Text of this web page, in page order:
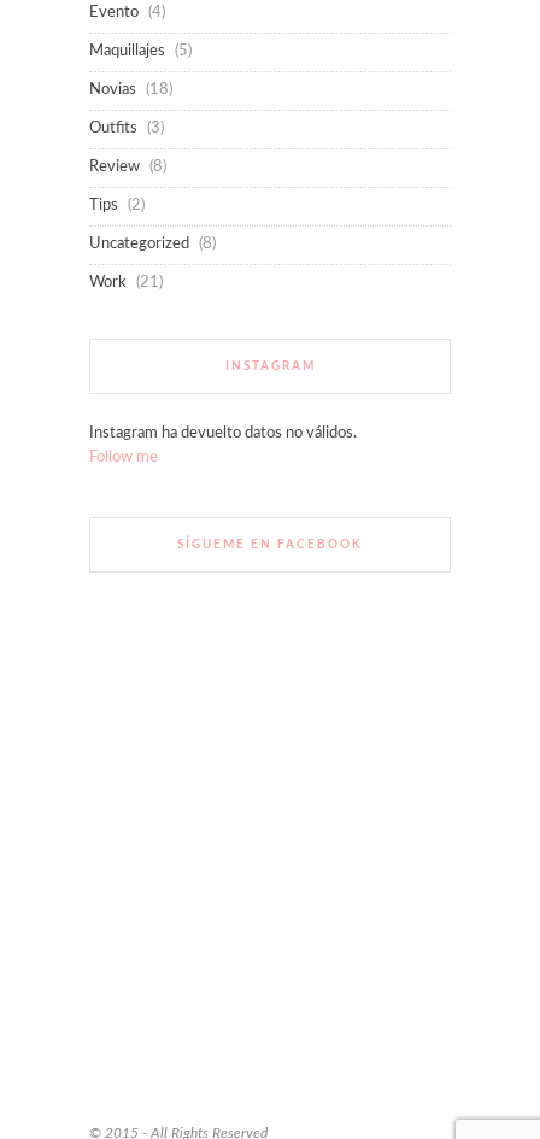
Evento (4)
Maquillajes (5)
Novias (18)
Outfits (3)
Review (8)
Tips (2)
Uncategorized (8)
Work (21)
INSTAGRAM
Instagram ha devuelto datos no válidos.
Follow me
SÍGUEME EN FACEBOOK
© 2015 - All Rights Reserved